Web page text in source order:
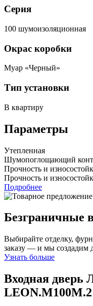
Серия
100 шумоизоляционная
Окрас коробки
Муар «Черный»
Тип установки
В квартиру
Параметры
Утепленная
Шумопоглощающий
Прочность и
Прочность и
Подробнее
Безграничные
Выбирайте отделку,
заказу — и мы создадим
Узнать больше
Входная дверь
LEON.M100M.2